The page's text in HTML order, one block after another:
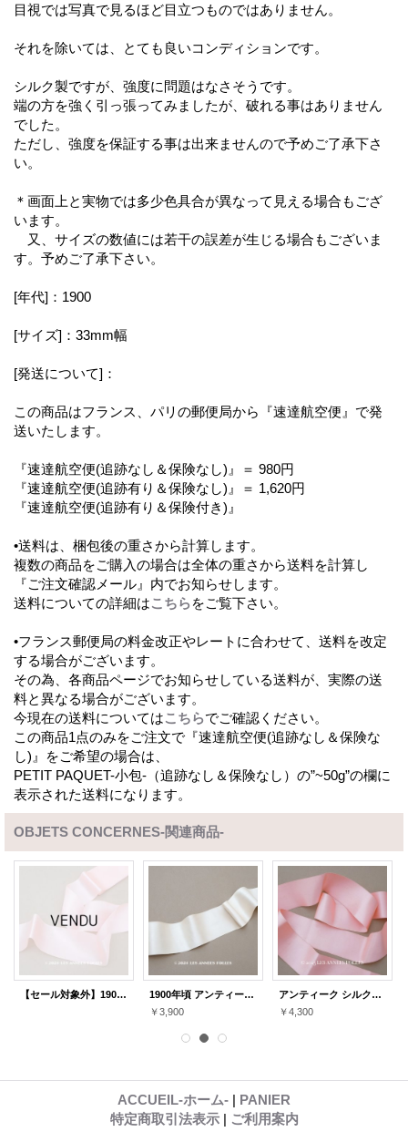
目視では写真で見るほど目立つものではありません。
それを除いては、とても良いコンディションです。
シルク製ですが、強度に問題はなさそうです。
端の方を強く引っ張ってみましたが、破れる事はありません
でした。
ただし、強度を保証する事は出来ませんので予めご了承下さ
い。
＊画面上と実物では多少色具合が異なって見える場合もござ
います。
又、サイズの数値には若干の誤差が生じる場合もございま
す。予めご了承下さい。
[年代]：1900
[サイズ]：33mm幅
[発送について]：
この商品はフランス、パリの郵便局から『速達航空便』で発
送いたします。
『速達航空便(追跡なし＆保険なし)』＝ 980円
『速達航空便(追跡有り＆保険なし)』＝ 1,620円
『速達航空便(追跡有り＆保険付き)』
•送料は、梱包後の重さから計算します。
複数の商品をご購入の場合は全体の重さから送料を計算し
『ご注文確認メール』内でお知らせします。
送料についての詳細はこちらをご覧下さい。
•フランス郵便局の料金改正やレートに合わせて、送料を改定
する場合がございます。
その為、各商品ページでお知らせしている送料が、実際の送
料と異なる場合がございます。
今現在の送料についてはこちらでご確認ください。
この商品1点のみをご注文で『速達航空便(追跡なし＆保険な
し)』をご希望の場合は、
PETIT PAQUET-小包-（追跡なし＆保険なし）の”~50g”の欄に
表示された送料になります。
OBJETS CONCERNES-関連商品-
【セール対象外】1900年頃 アンティーク シルク製 薄手のサテンリボン ベビーピンク 5.7cm幅
1900年頃 アンティーク シルク製 サテンリボン 幅広 5.8cm幅 パウダーピンク
￥3,900
アンティーク シルク製 サテンリボン 1.63m 4.7cm幅 ローズピンク
￥4,300
ACCUEIL-ホーム- | PANIER
特定商取引法表示 | ご利用案内